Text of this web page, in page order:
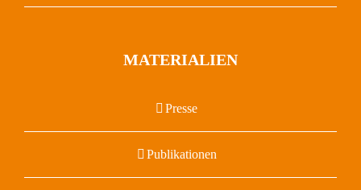
MATERIALIEN
Presse
Publikationen